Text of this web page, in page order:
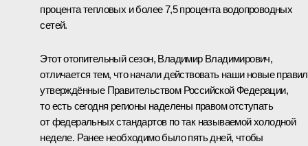
процента тепловых и более 7,5 процента водопроводных
сетей.
Этот отопительный сезон, Владимир Владимирович,
отличается тем, что начали действовать наши новые
утверждённые Правительством Российской Федерации,
то есть сегодня регионы наделены правом отступать
от федеральных стандартов по так называемой холодной
неделе. Ранее необходимо было пять дней, чтобы